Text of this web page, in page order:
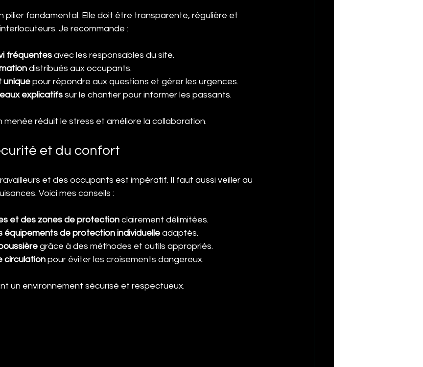
pilier fondamental. Elle doit être transparente, régulière et
Je recommande :
fréquentes avec les responsables du site.
distribués aux occupants.
unique pour répondre aux questions et gérer les urgences.
explicatifs sur le chantier pour informer les passants.
menée réduit le stress et améliore la collaboration.
et du confort
et des occupants est impératif. Il faut aussi veiller au
Voici mes conseils :
et des zones de protection clairement délimitées.
équipements de protection individuelle adaptés.
grâce à des méthodes et outils appropriés.
circulation pour éviter les croisements dangereux.
un environnement sécurisé et respectueux.